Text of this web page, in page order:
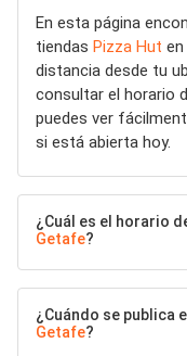
En esta página
tiendas Pizza Hut en
distancia desde tu
consultar el horario
puedes ver
si está abierta hoy.
¿Cuál es el horario
Getafe?
¿Cuándo se publica
Getafe?